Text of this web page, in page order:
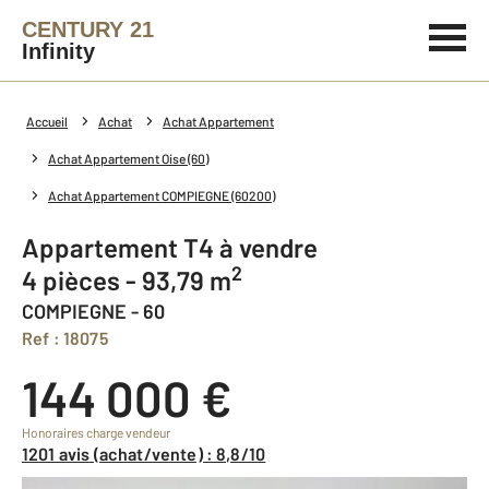
CENTURY 21
Infinity
Accueil Achat Achat Appartement
Achat Appartement Oise (60)
Achat Appartement COMPIEGNE (60200)
Appartement T4 à vendre
4 pièces - 93,79 m2
COMPIEGNE - 60
Ref : 18075
144 000 €
Honoraires charge vendeur
1201 avis (achat/vente) : 8,8/10